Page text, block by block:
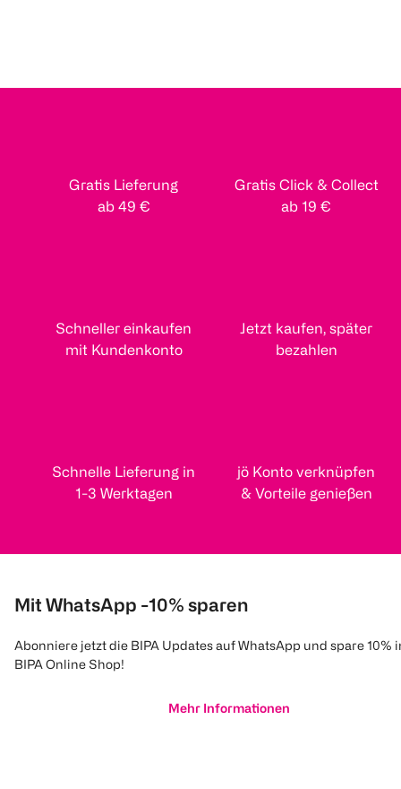
Gratis Lieferung
ab 49 €
Gratis Click & Collect
ab 19 €
Schneller einkaufen
mit Kundenkonto
Jetzt kaufen, später
bezahlen
Schnelle Lieferung in
1-3 Werktagen
jö Konto verknüpfen
& Vorteile genießen
Mit WhatsApp -10% sparen
Abonniere jetzt die BIPA Updates auf WhatsApp und spare 10%
BIPA Online Shop!
Mehr Informationen